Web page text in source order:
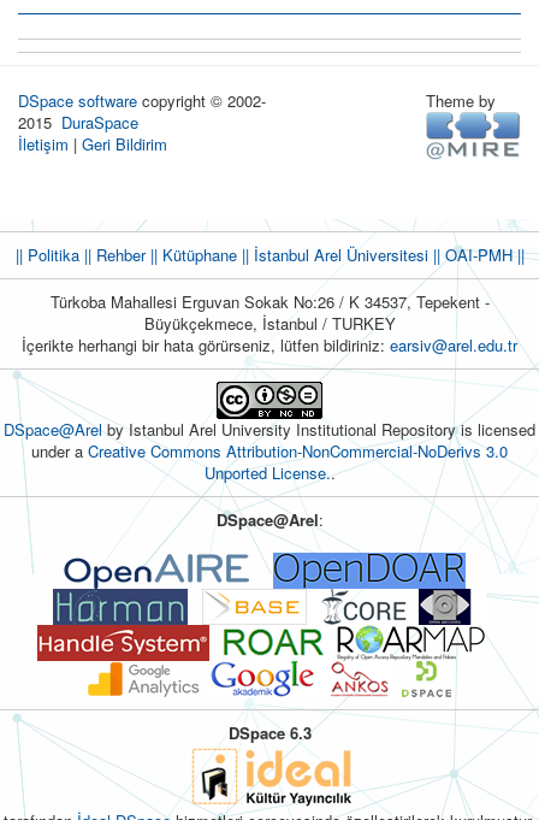
DSpace software copyright © 2002-
2015 DuraSpace
İletişim | Geri Bildirim
Theme by
|| Politika|| Rehber|| Kütüphane|| İstanbul Arel Üniversitesi ||OAI-PMH ||
Türkoba Mahallesi Erguvan Sokak No:26 / K 34537, Tepekent -
Büyükçekmece, İstanbul / TURKEY
İçerikte herhangi bir hata görürseniz, lütfen bildiriniz: earsiv@arel.edu.tr
DSpace@Arelby Istanbul Arel University Institutional Repository is licensed
under a Creative Commons Attribution-NonCommercial-NoDerivs 3.0
Unported License..
DSpace@Arel:
DSpace 6.3